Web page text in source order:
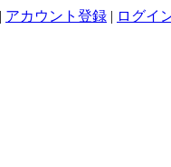
| アカウント登録 | ログイ